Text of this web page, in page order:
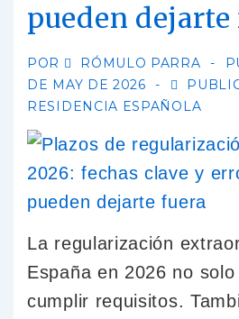
pueden dejarte
POR RÓMULO PARRA
DE MAY DE 2026
RESIDENCIA ESPAÑOLA
La regularización
España en 2026 no
cumplir requisitos.